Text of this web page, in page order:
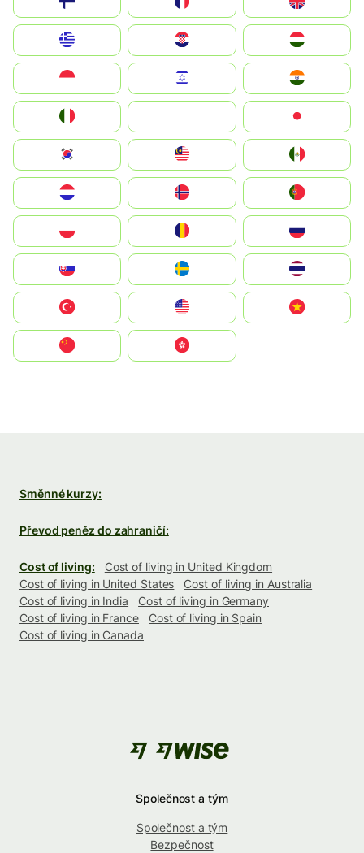
Magyarország
South Korea
United States
中國香港特別行政區
Směnné kurzy:
Převod peněz do zahraničí:
Cost of living:
Cost of living in United Kingdom
Cost of living in United States
Cost of living in Australia
Cost of living in India
Cost of living in Germany
Cost of living in France
Cost of living in Spain
Cost of living in Canada
Společnost a tým
Společnost a tým
Bezpečnost